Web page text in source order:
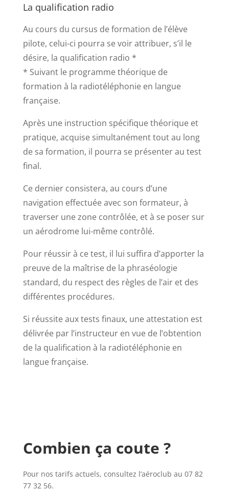
La qualification radio
Au cours du cursus de formation de l’élève
pilote, celui-ci pourra se voir attribuer, s’il le
désire, la qualification radio *
* Suivant le programme théorique de
formation à la radiotéléphonie en langue
française.
Après une instruction spécifique théorique et
pratique, acquise simultanément tout au long
de sa formation, il pourra se présenter au test
final.
Ce dernier consistera, au cours d’une
navigation effectuée avec son formateur, à
traverser une zone contrôlée, et à se poser sur
un aérodrome lui-même contrôlé.
Pour réussir à ce test, il lui suffira d’apporter la
preuve de la maîtrise de la phraséologie
standard, du respect des règles de l’air et des
différentes procédures.
Si réussite aux tests finaux, une attestation est
délivrée par l’instructeur en vue de l’obtention
de la qualification à la radiotéléphonie en
langue française.
Combien ça coute ?
Pour nos tarifs actuels, consultez l’aéroclub au 07 82
77 32 56.